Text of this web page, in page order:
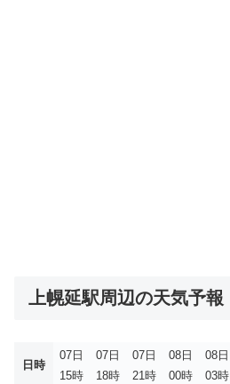
上幌延駅周辺の天気予報
日時
07日
15時
07日
18時
07日
21時
08日
00時
08日
03時